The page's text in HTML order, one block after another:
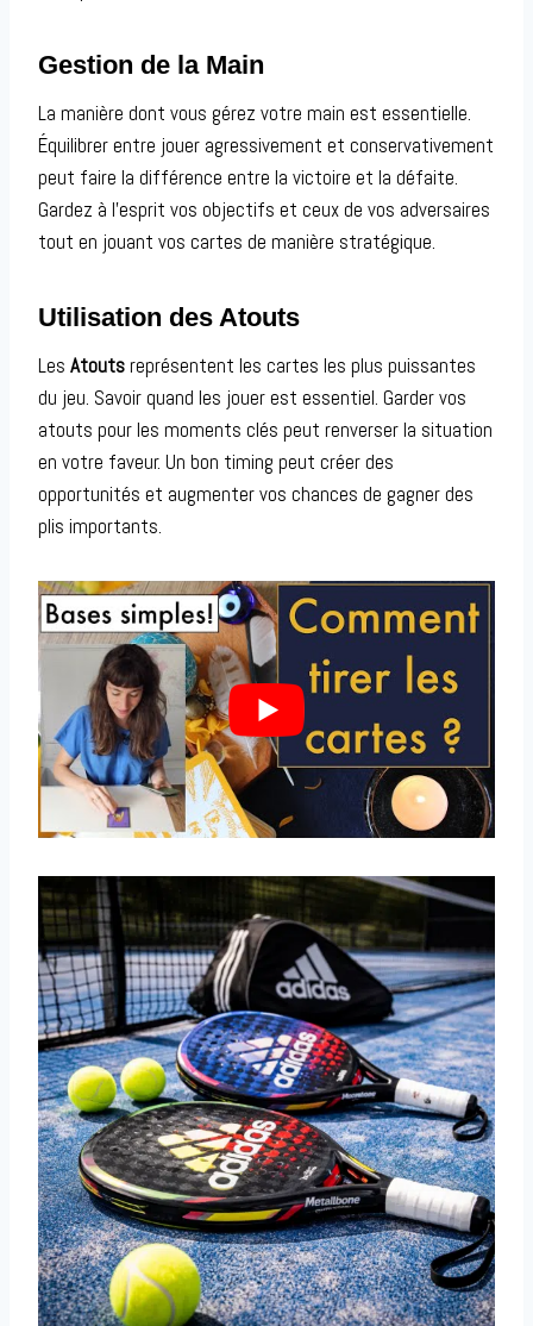
Gestion de la Main
La manière dont vous gérez votre main est essentielle.
Équilibrer entre jouer agressivement et conservativement
peut faire la différence entre la victoire et la défaite.
Gardez à l’esprit vos objectifs et ceux de vos adversaires
tout en jouant vos cartes de manière stratégique.
Utilisation des Atouts
Les Atoutsreprésentent les cartes les plus puissantes
du jeu. Savoir quand les jouer est essentiel. Garder vos
atouts pour les moments clés peut renverser la situation
en votre faveur. Un bon timing peut créer des
opportunités et augmenter vos chances de gagner des
plis importants.